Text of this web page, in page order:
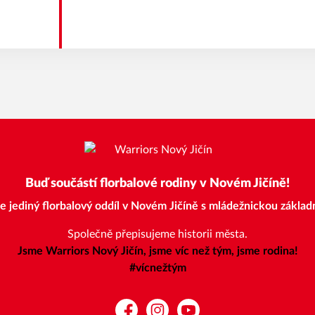
Buď součástí florbalové rodiny v Novém Jičíně!
jediný florbalový oddíl v Novém Jičíně s mládežnickou
Společně přepisujeme historii města.
Jsme Warriors Nový Jičín, jsme víc než tým, jsme rodina!
#vícnežtým